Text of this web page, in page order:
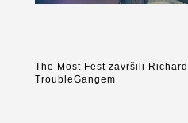
The Most Fest završili
TroubleGangem